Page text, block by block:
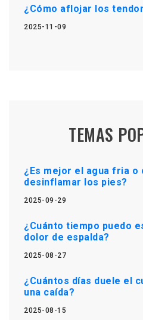
¿Cómo aflojar los
2025-11-09
TEMAS
¿Es mejor el agua fria o
desinflamar los pies?
2025-09-29
¿Cuánto tiempo puedo
dolor de espalda?
2025-08-27
¿Cuántos días duele el
una caída?
2025-08-15